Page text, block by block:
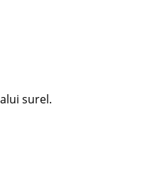
surel.